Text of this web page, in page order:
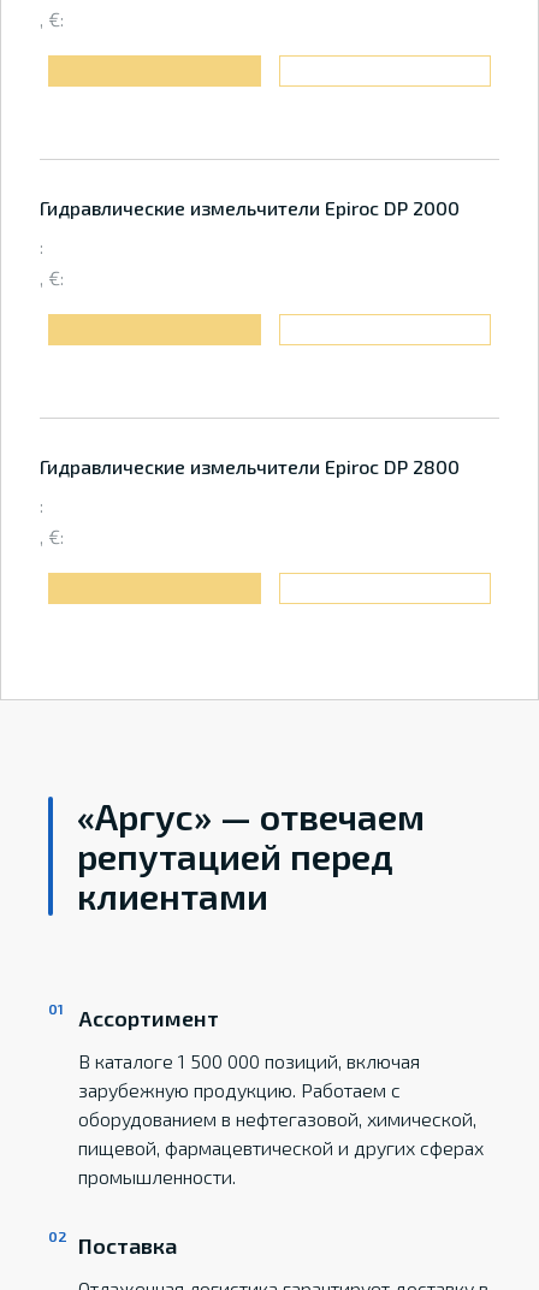
, €:
Гидравлические измельчители Epiroc DP 2000
:
, €:
Гидравлические измельчители Epiroc DP 2800
:
, €:
«Аргус» — отвечаем
репутацией перед
клиентами
Ассортимент
В каталоге 1 500 000 позиций, включая
зарубежную продукцию. Работаем с
оборудованием в нефтегазовой, химической,
пищевой, фармацевтической и других сферах
промышленности.
Поставка